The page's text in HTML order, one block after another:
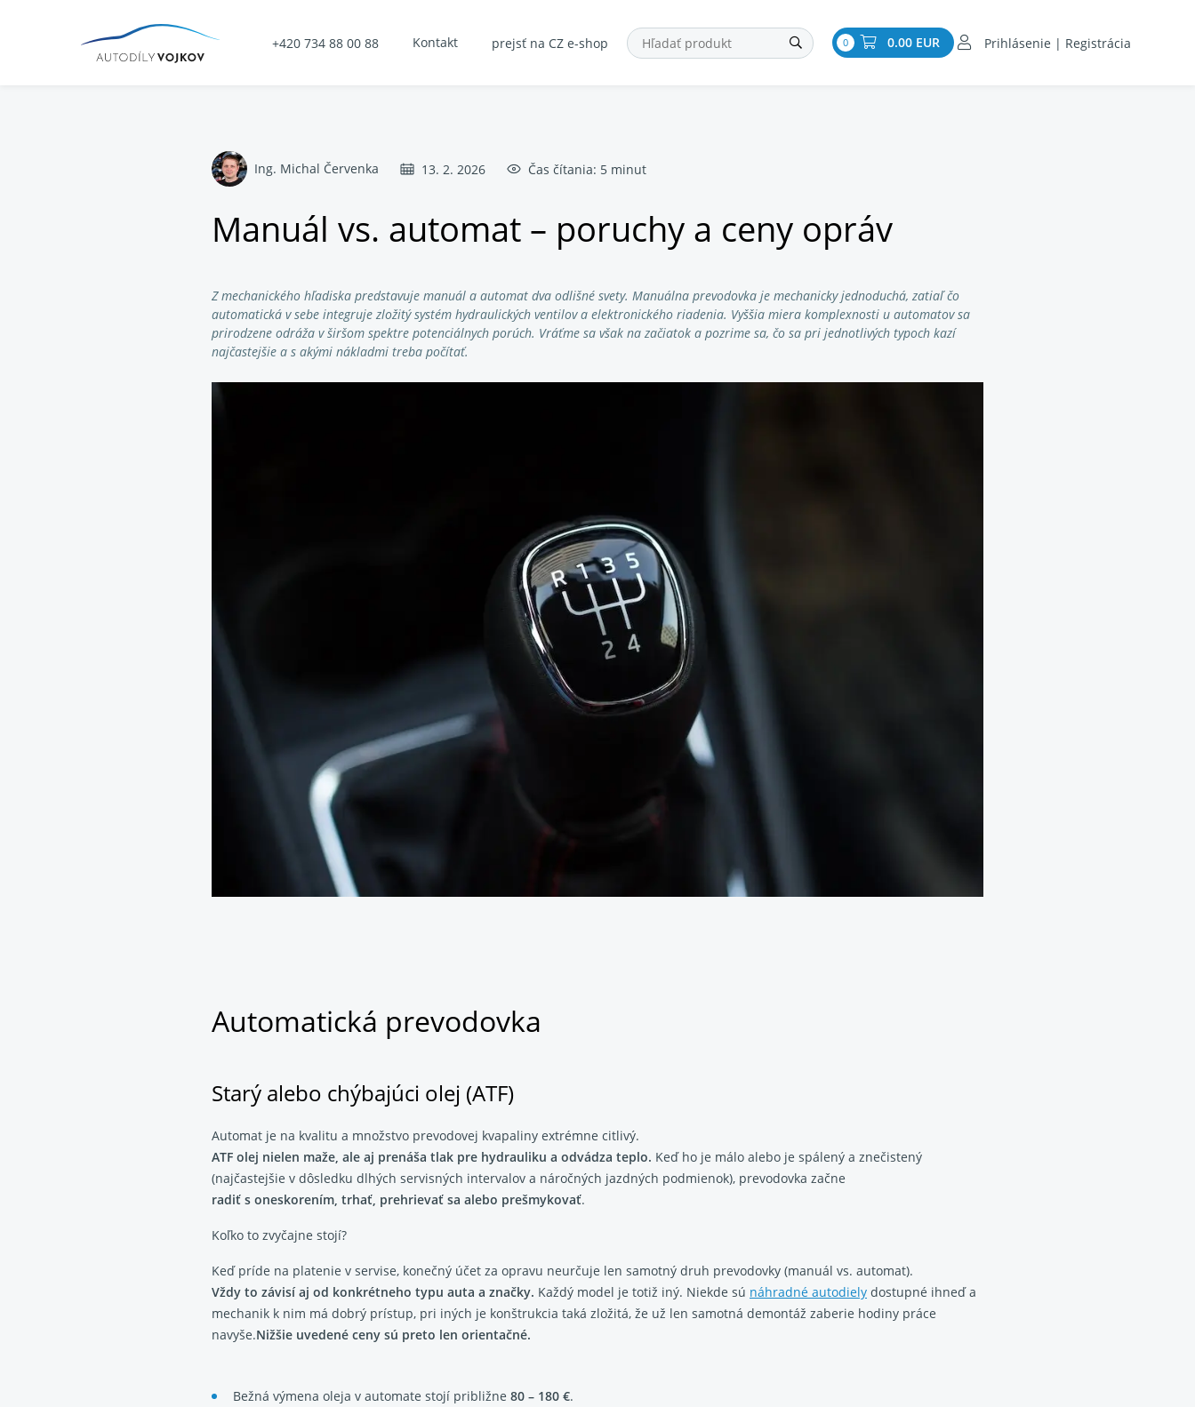
+420 734 88 00 88 Kontakt prejsť na CZ e-shop 0 0.00 EUR Prihlásenie | Registrácia
Ing. Michal Červenka 13. 2. 2026 Čas čítania: 5 minut
Manuál vs. automat – poruchy a ceny opráv
Z mechanického hľadiska predstavuje manuál a automat dva odlišné svety. Manuálna prevodovka je mechanicky jednoduchá, zatiaľ čo
automatická v sebe integruje zložitý systém hydraulických ventilov a elektronického riadenia. Vyššia miera komplexnosti u automatov sa
prirodzene odráža v širšom spektre potenciálnych porúch. Vráťme sa však na začiatok a pozrime sa, čo sa pri jednotlivých typoch kazí
najčastejšie a s akými nákladmi treba počítať.
Automatická prevodovka
Starý alebo chýbajúci olej (ATF)
Automat je na kvalitu a množstvo prevodovej kvapaliny extrémne citlivý.
ATF olej nielen maže, ale aj prenáša tlak pre hydrauliku a odvádza teplo. Keď ho je málo alebo je spálený a znečistený
(najčastejšie v dôsledku dlhých servisných intervalov a náročných jazdných podmienok), prevodovka začne
radiť s oneskorením, trhať, prehrievať sa alebo prešmykovať.
Koľko to zvyčajne stojí?
Keď príde na platenie v servise, konečný účet za opravu neurčuje len samotný druh prevodovky (manuál vs. automat).
Vždy to závisí aj od konkrétneho typu auta a značky. Každý model je totiž iný. Niekde sú náhradné autodiely dostupné ihneď a
mechanik k nim má dobrý prístup, pri iných je konštrukcia taká zložitá, že už len samotná demontáž zaberie hodiny práce
navyše.Nižšie uvedené ceny sú preto len orientačné.
Bežná výmena oleja v automate stojí približne 80 – 180 €.